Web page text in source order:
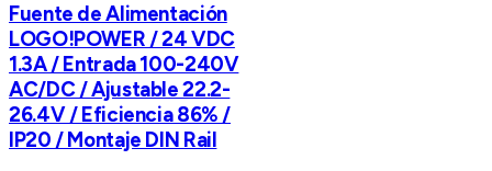
Fuente de Alimentación
LOGO!POWER / 24 VDC
1.3A / Entrada 100-240V
AC/DC / Ajustable 22.2-
26.4V / Eficiencia 86% /
IP20 / Montaje DIN Rail